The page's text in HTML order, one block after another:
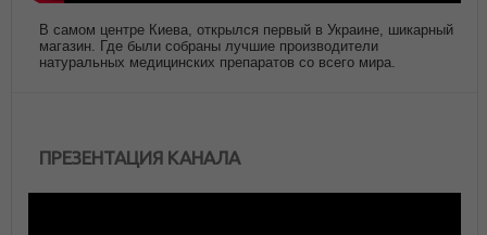
В самом центре Киева, открылся первый в Украине, шикарный
магазин. Где были собраны лучшие производители
натуральных медицинских препаратов со всего мира.
ПРЕЗЕНТАЦИЯ КАНАЛА